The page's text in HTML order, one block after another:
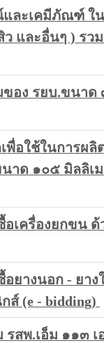
และเคมีภัณฑ์ ใ
และอื่นๆ ) รว
อง รยบ.ขนา
พื่อใช้ในการผ
าด ๑๐๕ มิลลิเ
เครื่องยกขน ด้
อยางนอก - ยา
ส์ (e - bidding)
สพ.เอ็ม ๑๑๓ เ